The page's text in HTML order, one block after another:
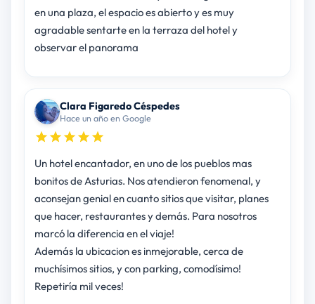
en una plaza, el espacio es abierto y es muy
agradable sentarte en la terraza del hotel y
observar el panorama
Clara Figaredo Céspedes
Hace un año en Google
Un hotel encantador, en uno de los pueblos mas
bonitos de Asturias. Nos atendieron fenomenal, y
aconsejan genial en cuanto sitios que visitar, planes
que hacer, restaurantes y demás. Para nosotros
marcó la diferencia en el viaje!
Además la ubicacion es inmejorable, cerca de
muchísimos sitios, y con parking, comodísimo!
Repetiría mil veces!